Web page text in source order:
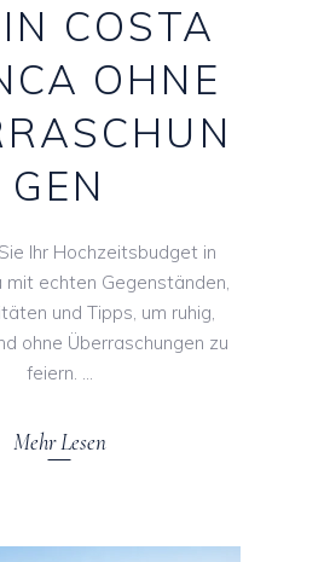
COSTA
OHNE
GEN
Ihr Hochzeitsbudget in
mit echten Gegenständen,
und Tipps, um ruhig,
ohne Überraschungen zu
feiern.
Mehr Lesen